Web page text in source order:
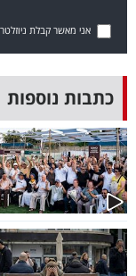
אני מאשר קבלת
כתבות נוספות